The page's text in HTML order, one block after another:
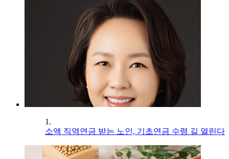
1.
소액 직역연금 받는 노인, 기초연금 수령 길 열린다